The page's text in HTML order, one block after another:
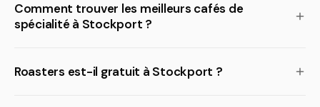
Comment trouver les meilleurs cafés de
spécialité à Stockport ?
Roasters est-il gratuit à Stockport ?